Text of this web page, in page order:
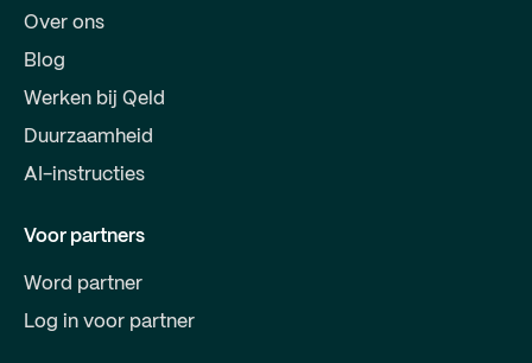
Over ons
Blog
Werken bij Qeld
Duurzaamheid
AI-instructies
Voor partners
Word partner
Log in voor partner